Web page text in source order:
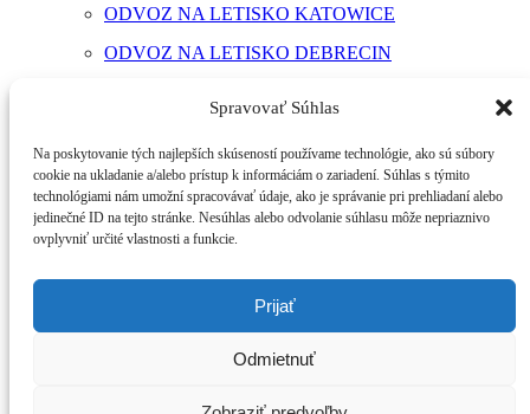
Spravovať Súhlas
Na poskytovanie tých najlepších skúseností používame technológie, ako sú súbory
cookie na ukladanie a/alebo prístup k informáciám o zariadení. Súhlas s týmito
technológiami nám umožní spracovávať údaje, ako je správanie pri prehliadaní alebo
jedinečné ID na tejto stránke. Nesúhlas alebo odvolanie súhlasu môže nepriaznivo
ovplyvniť určité vlastnosti a funkcie.
Prijať
Odmietnuť
ODVOZ NA LETISKO KATOWICE
ODVOZ NA LETISKO DEBRECIN
NAJČASTEJŠIE OTÁZKY
VOZOVÝ PARK